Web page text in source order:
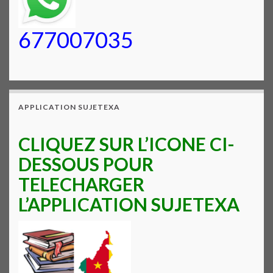
677007035
APPLICATION SUJETEXA
CLIQUEZ SUR L’ICONE CI-
DESSOUS POUR
TELECHARGER
L’APPLICATION SUJETEXA